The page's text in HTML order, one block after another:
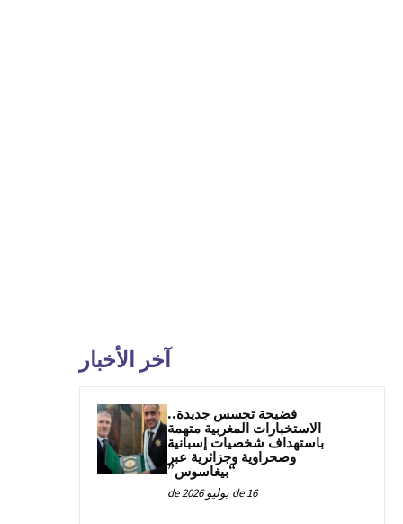
آخر الأخبار
فضيحة تجسس جديدة..
الاستخبارات المغربية متهمة
باستهداف شخصيات إسبانية
وصحراوية وجزائرية عبر
“بيغاسوس”
16 de يوليو de 2026